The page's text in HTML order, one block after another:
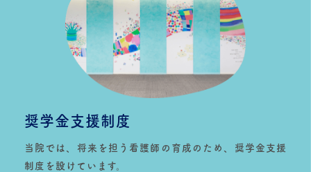
奨学金支援制度
当院では、将来を担う看護師の育成のため、奨学金支援
制度を設けています。